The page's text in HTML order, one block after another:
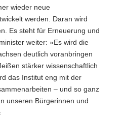
wieder neue
werden. Daran wird
Es steht für Erneuerung und
weiter: »Es wird die
deutlich voranbringen
stärker wissenschaftlich
das Institut eng mit der
– und so ganz
unseren Bürgerinnen und